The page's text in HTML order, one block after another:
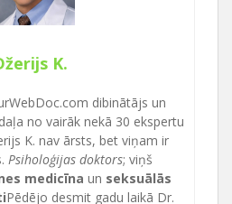
K.
dibinātājs un
no vairāk nekā 30 ekspertu
K. nav ārsts, bet viņam ir
Psiholoģijas doktors; viņš
medicīna un seksuālās
Pēdējo desmit gadu laikā Dr.